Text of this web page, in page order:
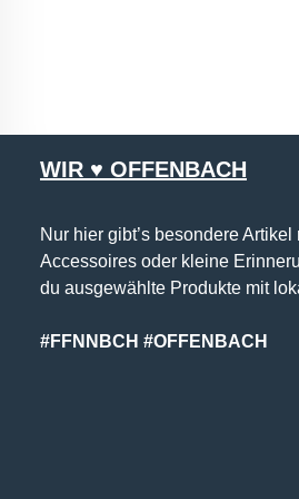
WIR ♥ OFFENBACH
Nur hier gibt’s besondere
Accessoires oder kleine
du ausgewählte Produkte mit
#FFNNBCH #OFFENBACH